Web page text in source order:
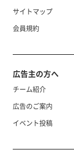
サイトマップ
会員規約
広告主の方へ
チーム紹介
広告のご案内
イベント投稿